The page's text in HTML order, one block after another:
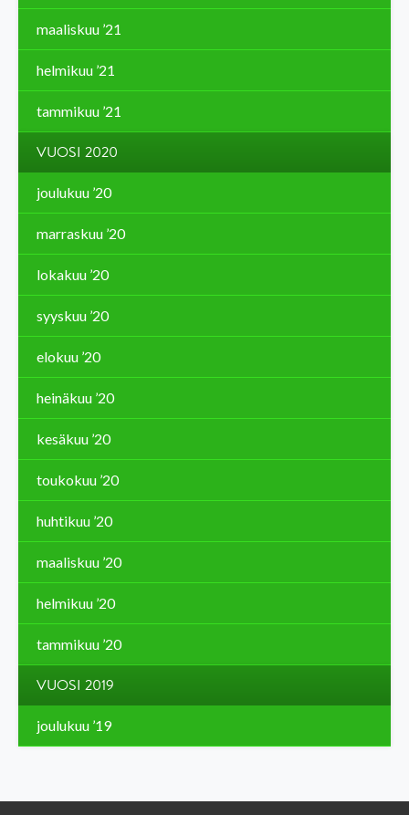
maaliskuu ’21
helmikuu ’21
tammikuu ’21
VUOSI 2020
joulukuu ’20
marraskuu ’20
lokakuu ’20
syyskuu ’20
elokuu ’20
heinäkuu ’20
kesäkuu ’20
toukokuu ’20
huhtikuu ’20
maaliskuu ’20
helmikuu ’20
tammikuu ’20
VUOSI 2019
joulukuu ’19